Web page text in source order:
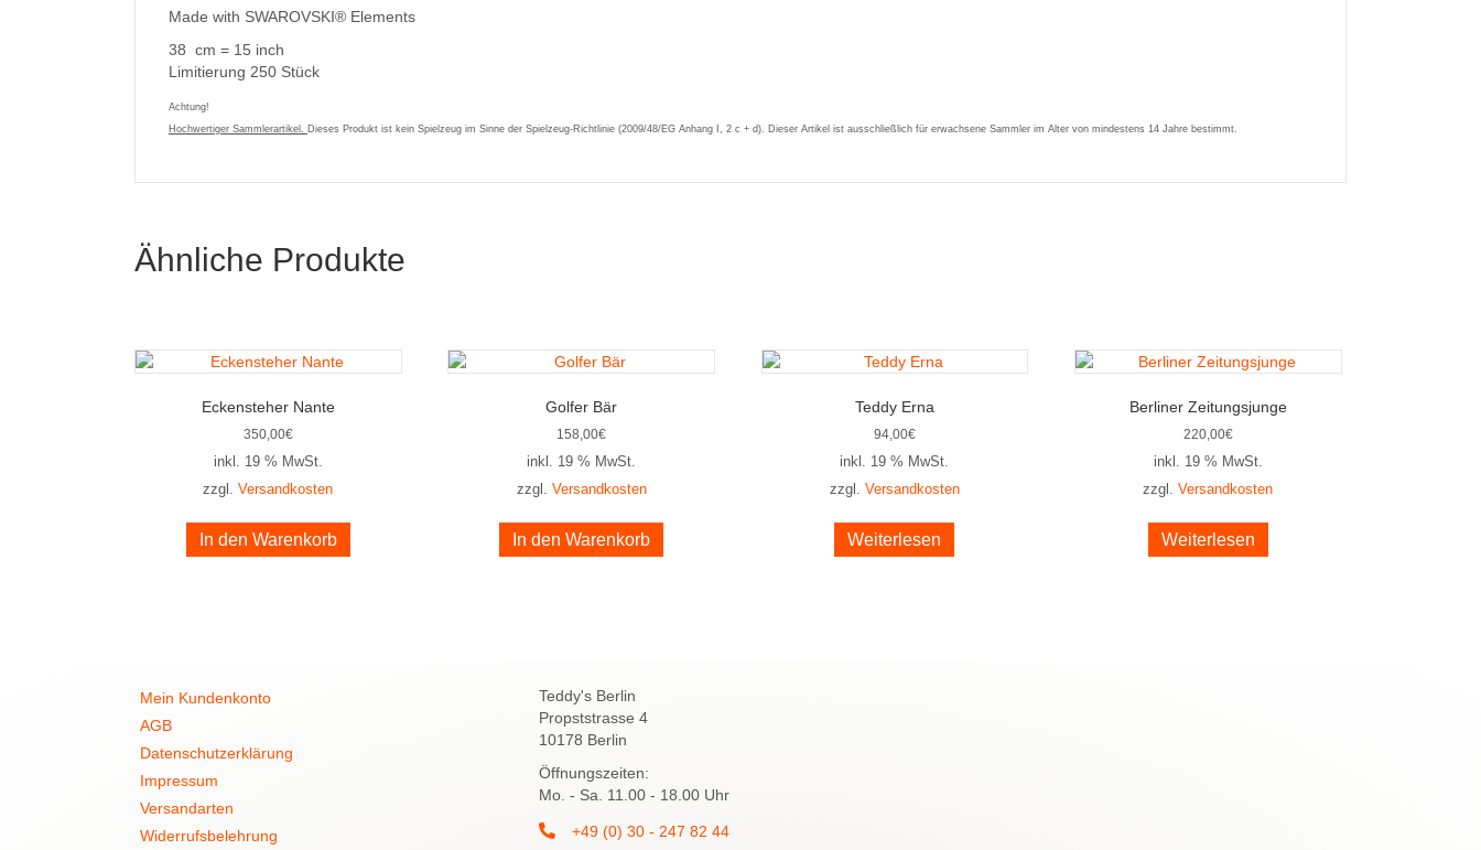
Made with SWAROVSKI® Elements
38 cm = 15 inch
Limitierung 250 Stück
Achtung!
Hochwertiger Sammlerartikel. Dieses Produkt ist kein Spielzeug im Sinne der Spielzeug-Richtlinie (2009/48/EG Anhang I, 2 c + d). Dieser Artikel ist ausschließlich für erwachsene Sammler im Alter von mindestens 14 Jahre bestimmt.
Ähnliche Produkte
Eckensteher Nante
350,00€
inkl. 19 % MwSt.
zzgl.Versandkosten
In den Warenkorb
Golfer Bär
158,00€
inkl. 19 % MwSt.
zzgl. Versandkosten
In den Warenkorb
Teddy Erna
94,00€
inkl. 19 % MwSt.
zzgl. Versandkosten
Weiterlesen
Berliner Zeitungsjunge
220,00€
inkl. 19 % MwSt.
zzgl.Versandkosten
Weiterlesen
Mein Kundenkonto
AGB
Datenschutzerklärung
Impressum
Versandarten
Widerrufsbelehrung
Teddy's Berlin
Propststrasse 4
10178 Berlin
Öffnungszeiten:
Mo. - Sa. 11.00 - 18.00 Uhr
+49 (0) 30 - 247 82 44